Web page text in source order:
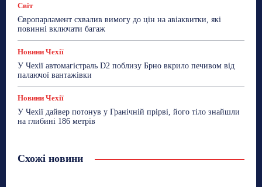
Світ
Європарламент схвалив вимогу до цін на авіаквитки, які
повинні включати багаж
Новини Чехії
У Чехії автомагістраль D2 поблизу Брно вкрило печивом від
палаючої вантажівки
Новини Чехії
У Чехії дайвер потонув у Гранічній прірві, його тіло знайшли
на глибині 186 метрів
Схожі новини